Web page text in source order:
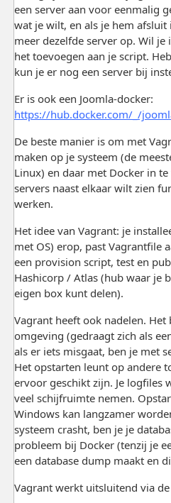
een server aan voor eenmalig
wat je wilt, en als je hem afsluit
meer dezelfde server op. Wil
het toevoegen aan je script.
kun je er nog een server bij
Er is ook een Joomla-docker:
https://hub.docker.com/_/
De beste manier is om met
maken op je systeem (de
Linux) en daar met Docker in
servers naast elkaar wilt zien
werken.
Het idee van Vagrant: je
met OS) erop, past Vagrantfile
een provision script, test en
Hashicorp / Atlas (hub waar je
eigen box kunt delen).
Vagrant heeft ook nadelen. Het
omgeving (gedraagt zich als
als er iets misgaat, ben je met
Het opstarten leunt op andere
ervoor geschikt zijn. Je logfiles
veel schijfruimte nemen.
Windows kan langzamer
systeem crasht, ben je je
probleem bij Docker (tenzij je
een database dump maakt en
Vagrant werkt uitsluitend via